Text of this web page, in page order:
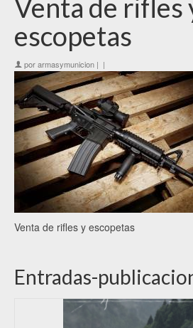
Venta de rifles
escopetas
porarmasymunicion | |
Venta de rifles y escopetas
Entradas-